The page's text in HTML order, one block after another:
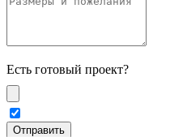
Есть готовый проект?